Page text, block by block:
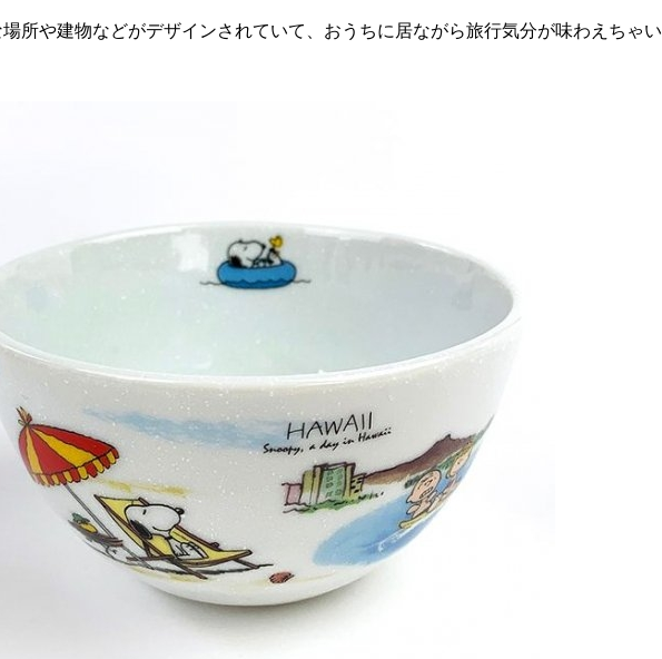
所や建物などがデザインされていて、おうちに居ながら旅行気分が味わえちゃい